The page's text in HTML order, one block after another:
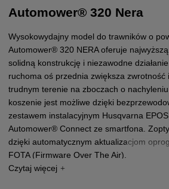
Automower® 320 Nera
Wysokowydajny model do trawników o
Automower® 320 NERA oferuje
solidną konstrukcję i niezawodne
ruchoma oś przednia zwiększa zwrotność
trudnym terenie na zboczach o
koszenie jest możliwe dzięki
zestawem instalacyjnym Husqvarna
Automower® Connect ze smartfona.
dzięki automatycznym aktualizacjom
FOTA (Firmware Over The Air).